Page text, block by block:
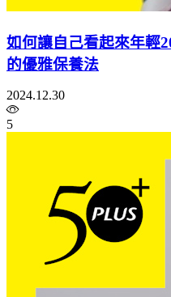
如何讓自己看起來年輕
的優雅保養法
2024.12.30
5